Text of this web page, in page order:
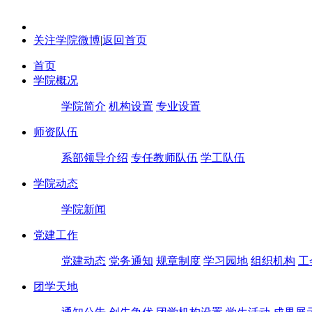
关注学院微博|返回首页
首页
学院概况
学院简介 机构设置 专业设置
师资队伍
系部领导介绍 专任教师队伍 学工队伍
学院动态
学院新闻
党建工作
党建动态 党务通知 规章制度 学习园地 组织机构 工
团学天地